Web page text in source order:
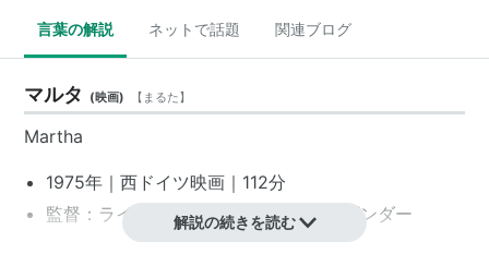
言葉の解説 ネットで話題 関連ブログ
マルタ (映画) 【 まるた】
Martha
1975年｜西ドイツ映画 ｜112分
監督： ライナー・ヴェルナー・ファスビンダー
解説の続きを読む